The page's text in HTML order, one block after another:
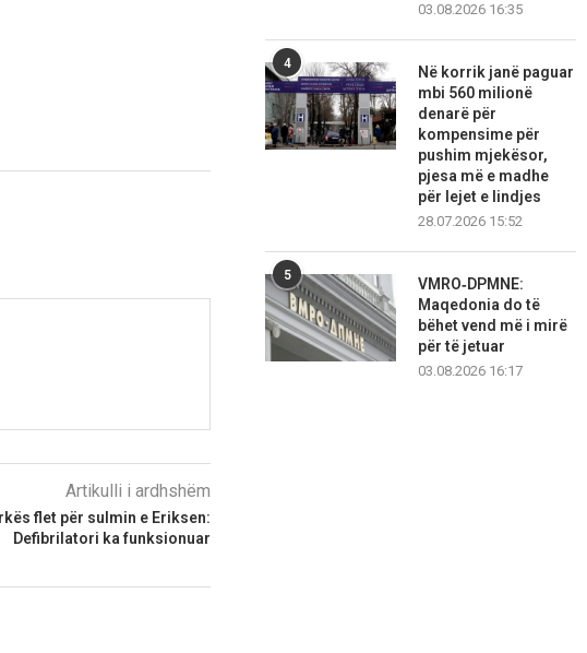
Artikulli i ardhshëm
flet për sulmin e Eriksen:
Defibrilatori ka funksionuar
03.08.2026 16:35
4
Në korrik janë paguar
mbi 560 milionë
denarë për
kompensime për
pushim mjekësor,
pjesa më e madhe
për lejet e lindjes
28.07.2026 15:52
5
VMRO‑DPMNE:
Maqedonia do të
bëhet vend më i mirë
për të jetuar
03.08.2026 16:17